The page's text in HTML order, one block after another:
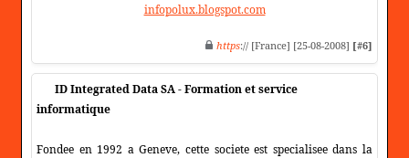
infopolux.blogspot.com
https:// [France] [25-08-2008] [#6]
ID Integrated Data SA - Formation et service
informatique
Fondee en 1992 a Geneve, cette societe est specialisee dans la